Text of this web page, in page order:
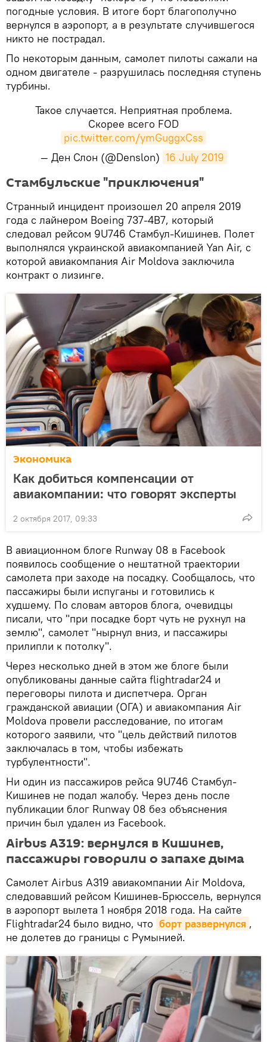
погодные условия. В итоге борт благополучно
вернулся в аэропорт, а в результате случившегося
никто не пострадал.
По некоторым данным, самолет пилоты сажали на
одном двигателе - разрушилась последняя ступень
турбины.
Такое случается. Неприятная проблема.
Скорее всего FOD
pic.twitter.com/ymGuggxCss
— Ден Слон (@Denslon) 16 July 2019
Стамбульские "приключения"
Странный инцидент произошел 20 апреля 2019
года с лайнером Boeing 737-4B7, который
следовал рейсом 9U746 Стамбул-Кишинев. Полет
выполнялся украинской авиакомпанией Yan Air, с
которой авиакомпания Air Moldova заключила
контракт о лизинге.
Экономика
Как добиться компенсации от
авиакомпании: что говорят эксперты
2 октября 2017, 09:33
В авиационном блоге Runway 08 в Facebook
появилось сообщение о нештатной траектории
самолета при заходе на посадку. Сообщалось, что
пассажиры были испуганы и готовились к
худшему. По словам авторов блога, очевидцы
писали, что "при посадке борт чуть не рухнул на
землю", самолет "нырнул вниз, и пассажиры
прилипли к потолку".
Через несколько дней в этом же блоге были
опубликованы данные сайта flightradar24 и
переговоры пилота и диспетчера. Орган
гражданской авиации (ОГА) и авиакомпания Air
Moldova провели расследование, по итогам
которого заявили, что "цель действий пилотов
заключалась в том, чтобы избежать
турбулентности".
Ни один из пассажиров рейса 9U746 Стамбул-
Кишинев не подал жалобу. Через день после
публикации блог Runway 08 без объяснения
причин был удален из Facebook.
Airbus A319: вернулся в Кишинев,
пассажиры говорили о запахе дыма
Самолет Airbus A319 авиакомпании Air Moldova,
следовавший рейсом Кишинев-Брюссель, вернулся
в аэропорт вылета 1 ноября 2018 года. На сайте
Flightradar24 было видно, что борт развернулся ,
не долетев до границы с Румынией.